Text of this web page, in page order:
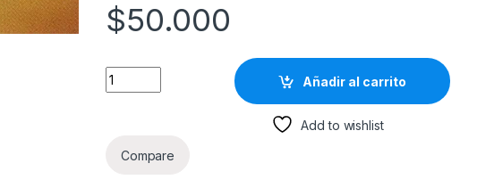
$50.000
Obesidad Consideraciones Desde La Nutriología - Suverza -
Añadir al carrito
Add to wishlist
Compare